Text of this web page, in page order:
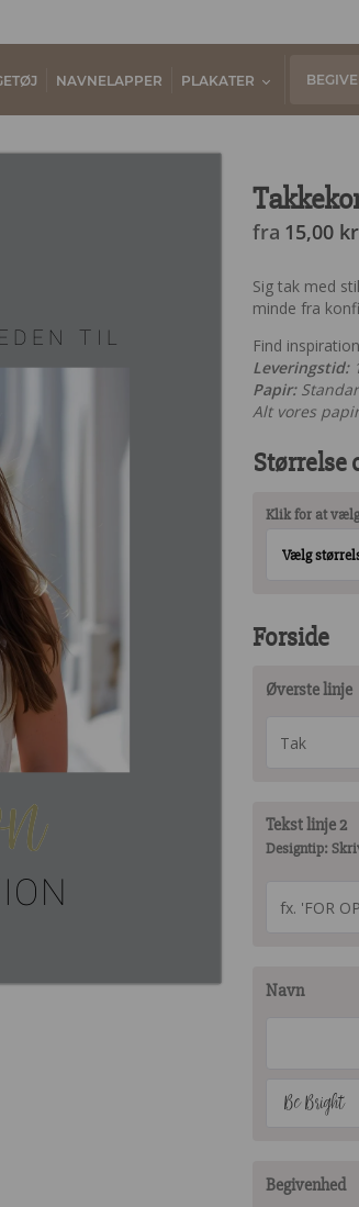
NAVNELAPPER PLAKATER
TIL
fra 15,00
Sig tak med
minde fra
Find
Leveringstid:
Papir:
Alt vores
Størrelse
Klik for at
Vælg
Forside
Øverste linje
Tekst linje 2
Designtip:
Navn
Be Bright
Begivenhed